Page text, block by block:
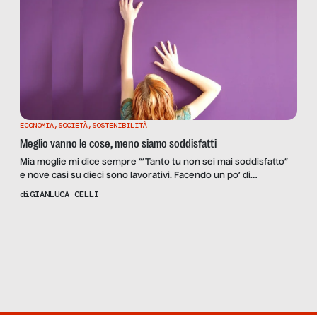
ECONOMIA, SOCIETÀ, SOSTENIBILITÀ
Meglio vanno le cose, meno siamo soddisfatti
Mia moglie mi dice sempre “’Tanto tu non sei mai soddisfatto”
e nove casi su dieci sono lavorativi. Facendo un po’ di
autocritica, devo dire che lei ha ragione (ma non diteglielo),
diGIANLUCA CELLI